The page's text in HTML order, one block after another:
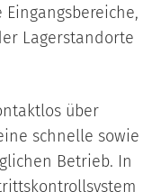
Lagerstandorte
über
schnelle sowie
Betrieb. In